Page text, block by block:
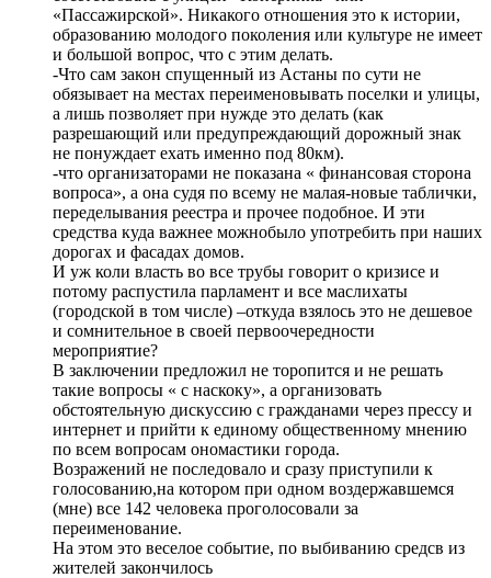
«Пассажирской». Никакого отношения это к истории,
образованию молодого поколения или культуре не имеет
и большой вопрос, что с этим делать.
-Что сам закон спущенный из Астаны по сути не
обязывает на местах переименовывать поселки и улицы,
а лишь позволяет при нужде это делать (как
разрешающий или предупреждающий дорожный знак
не понуждает ехать именно под 80км).
-что организаторами не показана « финансовая сторона
вопроса», а она судя по всему не малая-новые таблички,
переделывания реестра и прочее подобное. И эти
средства куда важнее можнобыло употребить при наших
дорогах и фасадах домов.
И уж коли власть во все трубы говорит о кризисе и
потому распустила парламент и все маслихаты
(городской в том числе) –откуда взялось это не дешевое
и сомнительное в своей первоочередности
мероприятие?
В заключении предложил не торопится и не решать
такие вопросы « с наскоку», а организовать
обстоятельную дискуссию с гражданами через прессу и
интернет и прийти к единому общественному мнению
по всем вопросам ономастики города.
Возражений не последовало и сразу приступили к
голосованию,на котором при одном воздержавшемся
(мне) все 142 человека проголосовали за
переименование.
На этом это веселое событие, по выбиванию средсв из
жителей закончилось